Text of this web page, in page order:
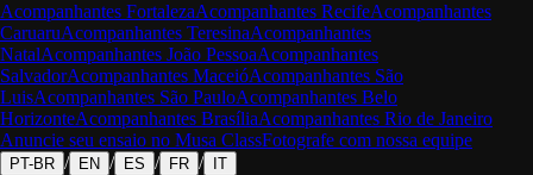
Acompanhantes FortalezaAcompanhantes RecifeAcompanhantes
CaruaruAcompanhantes TeresinaAcompanhantes
NatalAcompanhantes João PessoaAcompanhantes
SalvadorAcompanhantes MaceióAcompanhantes São
LuisAcompanhantes São PauloAcompanhantes Belo
HorizonteAcompanhantes BrasíliaAcompanhantes Rio de Janeiro
Anuncie seu ensaio no Musa ClassFotografe com nossa equipe
PT-BR / EN / ES / FR / IT